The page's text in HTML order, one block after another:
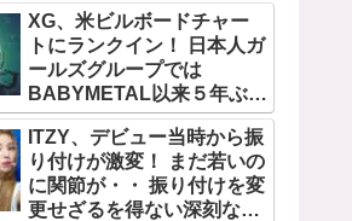
せられた練習生12人の氏名
が公表
XG、米ビルボードチャー
トにランクイン！ 日本人ガ
ールズグループでは
BABYMETAL以来５年ぶり
の快挙！ XGのグローバル
人気が止まらない…「コー
チェラ2025」にも日本人唯
一の出演
ITZY、デビュー当時から振
り付けが激変！ まだ若いの
に関節が・・ 振り付けを変
更せざるを得ない深刻な問